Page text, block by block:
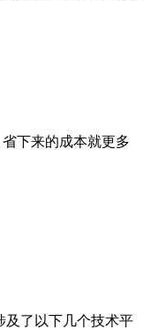
下来的成本就更多
及了以下几个技术平